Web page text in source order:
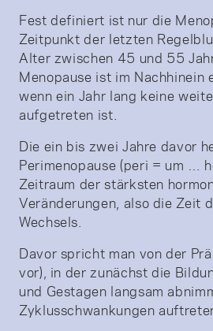
Fest definiert ist nur die
Zeitpunkt der letzten
Alter zwischen 45 und 55
Menopause ist im Nachhinein
wenn ein Jahr lang keine
aufgetreten ist.
Die ein bis zwei Jahre davor
Perimenopause (peri = um …
Zeitraum der stärksten
Veränderungen, also die Zeit
Wechsels.
Davor spricht man von der
vor), in der zunächst die
und Gestagen langsam
Zyklusschwankungen